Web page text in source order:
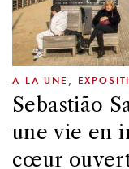
A LA UNE
Sebastião
une vie en
cœur